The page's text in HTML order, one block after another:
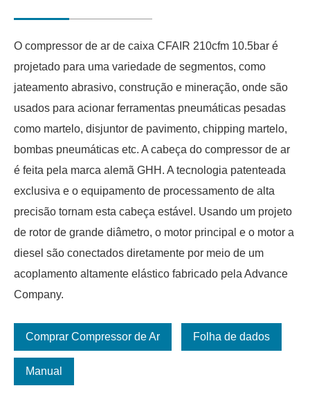
O compressor de ar de caixa CFAIR 210cfm 10.5bar é
projetado para uma variedade de segmentos, como
jateamento abrasivo, construção e mineração, onde são
usados para acionar ferramentas pneumáticas pesadas
como martelo, disjuntor de pavimento, chipping martelo,
bombas pneumáticas etc. A cabeça do compressor de ar
é feita pela marca alemã GHH. A tecnologia patenteada
exclusiva e o equipamento de processamento de alta
precisão tornam esta cabeça estável. Usando um projeto
de rotor de grande diâmetro, o motor principal e o motor a
diesel são conectados diretamente por meio de um
acoplamento altamente elástico fabricado pela Advance
Company.
Comprar Compressor de Ar Folha de dados
Manual